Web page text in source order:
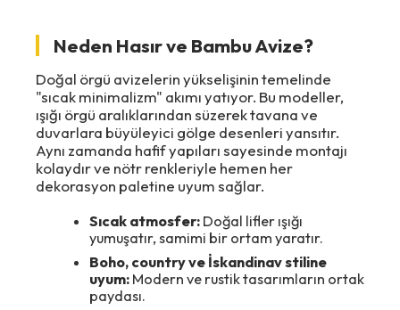
Neden Hasır ve Bambu Avize?
Doğal örgü avizelerin yükselişinin temelinde
"sıcak minimalizm" akımı yatıyor. Bu modeller,
ışığı örgü aralıklarından süzerek tavana ve
duvarlara büyüleyici gölge desenleri yansıtır.
Aynı zamanda hafif yapıları sayesinde montajı
kolaydır ve nötr renkleriyle hemen her
dekorasyon paletine uyum sağlar.
Sıcak atmosfer: Doğal lifler ışığı
yumuşatır, samimi bir ortam yaratır.
Boho, country ve İskandinav stiline
uyum: Modern ve rustik tasarımların ortak
paydası.